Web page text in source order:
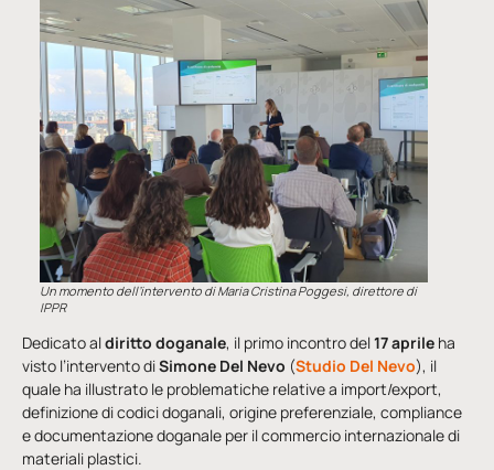
Un momento dell’intervento di Maria Cristina Poggesi, direttore di
IPPR
Dedicato aldiritto doganale, il primo incontro del17 aprile ha
visto l’intervento diSimone Del Nevo (Studio Del Nevo), il
quale ha illustrato le problematiche relative a import/export,
definizione di codici doganali, origine preferenziale, compliance
e documentazione doganale per il commercio internazionale di
materiali plastici.